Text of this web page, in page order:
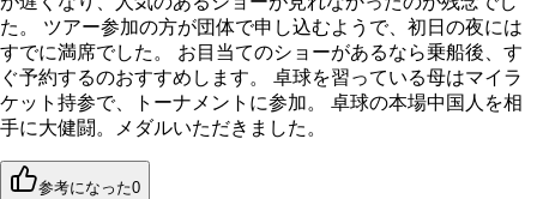
た。 ツアー参加の方が団体で申し込むようで、初日の夜には
すでに満席でした。 お目当てのショーがあるなら乗船後、す
ぐ予約するのおすすめします。 卓球を習っている母はマイラ
ケット持参で、トーナメントに参加。 卓球の本場中国人を相
手に大健闘。メダルいただきました。
参考になった0